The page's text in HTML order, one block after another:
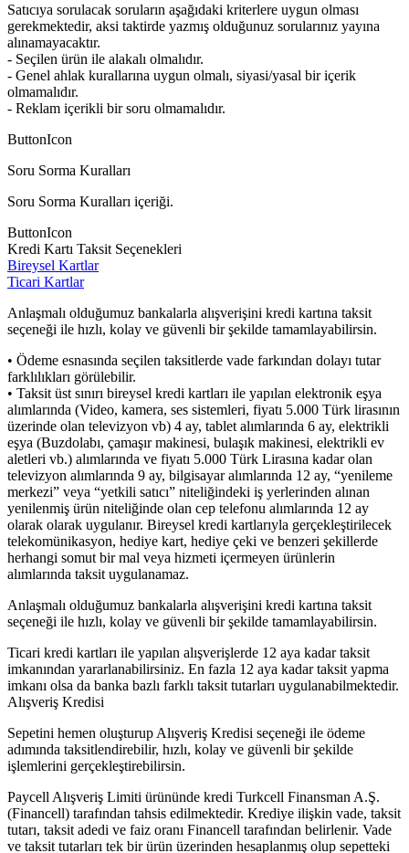
Satıcıya sorulacak soruların aşağıdaki kriterlere uygun olması
gerekmektedir, aksi taktirde yazmış olduğunuz sorularınız yayına
alınamayacaktır.
- Seçilen ürün ile alakalı olmalıdır.
- Genel ahlak kurallarına uygun olmalı, siyasi/yasal bir içerik
olmamalıdır.
- Reklam içerikli bir soru olmamalıdır.
ButtonIcon
Soru Sorma Kuralları
Soru Sorma Kuralları içeriği.
ButtonIcon
Kredi Kartı Taksit Seçenekleri
Bireysel Kartlar
Ticari Kartlar
Anlaşmalı olduğumuz bankalarla alışverişini kredi kartına taksit
seçeneği ile hızlı, kolay ve güvenli bir şekilde tamamlayabilirsin.
• Ödeme esnasında seçilen taksitlerde vade farkından dolayı tutar
farklılıkları görülebilir.
• Taksit üst sınırı bireysel kredi kartları ile yapılan elektronik eşya
alımlarında (Video, kamera, ses sistemleri, fiyatı 5.000 Türk lirasının
üzerinde olan televizyon vb) 4 ay, tablet alımlarında 6 ay, elektrikli
eşya (Buzdolabı, çamaşır makinesi, bulaşık makinesi, elektrikli ev
aletleri vb.) alımlarında ve fiyatı 5.000 Türk Lirasına kadar olan
televizyon alımlarında 9 ay, bilgisayar alımlarında 12 ay, “yenileme
merkezi” veya “yetkili satıcı” niteliğindeki iş yerlerinden alınan
yenilenmiş ürün niteliğinde olan cep telefonu alımlarında 12 ay
olarak olarak uygulanır. Bireysel kredi kartlarıyla gerçekleştirilecek
telekomünikasyon, hediye kart, hediye çeki ve benzeri şekillerde
herhangi somut bir mal veya hizmeti içermeyen ürünlerin
alımlarında taksit uygulanamaz.
Anlaşmalı olduğumuz bankalarla alışverişini kredi kartına taksit
seçeneği ile hızlı, kolay ve güvenli bir şekilde tamamlayabilirsin.
Ticari kredi kartları ile yapılan alışverişlerde 12 aya kadar taksit
imkanından yararlanabilirsiniz. En fazla 12 aya kadar taksit yapma
imkanı olsa da banka bazlı farklı taksit tutarları uygulanabilmektedir.
Alışveriş Kredisi
Sepetini hemen oluşturup Alışveriş Kredisi seçeneği ile ödeme
adımında taksitlendirebilir, hızlı, kolay ve güvenli bir şekilde
işlemlerini gerçekleştirebilirsin.
Paycell Alışveriş Limiti ürününde kredi Turkcell Finansman A.Ş.
(Financell) tarafından tahsis edilmektedir. Krediye ilişkin vade, taksit
tutarı, taksit adedi ve faiz oranı Financell tarafından belirlenir. Vade
ve taksit tutarları tek bir ürün üzerinden hesaplanmış olup sepetteki